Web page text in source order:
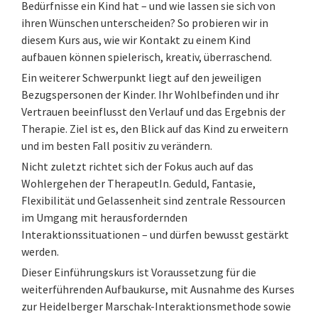
Bedürfnisse ein Kind hat – und wie lassen sie sich von
ihren Wünschen unterscheiden? So probieren wir in
diesem Kurs aus, wie wir Kontakt zu einem Kind
aufbauen können spielerisch, kreativ, überraschend.
Ein weiterer Schwerpunkt liegt auf den jeweiligen
Bezugspersonen der Kinder. Ihr Wohlbefinden und ihr
Vertrauen beeinflusst den Verlauf und das Ergebnis der
Therapie. Ziel ist es, den Blick auf das Kind zu erweitern
und im besten Fall positiv zu verändern.
Nicht zuletzt richtet sich der Fokus auch auf das
Wohlergehen der TherapeutIn. Geduld, Fantasie,
Flexibilität und Gelassenheit sind zentrale Ressourcen
im Umgang mit herausfordernden
Interaktionssituationen – und dürfen bewusst gestärkt
werden.
Dieser Einführungskurs ist Voraussetzung für die
weiterführenden Aufbaukurse, mit Ausnahme des Kurses
zur Heidelberger Marschak-Interaktionsmethode sowie